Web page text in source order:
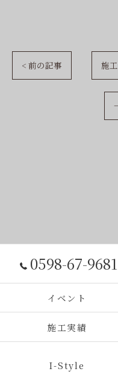
< 前の記事 施
0598-67-9681
イベント
施工実績
I-Style